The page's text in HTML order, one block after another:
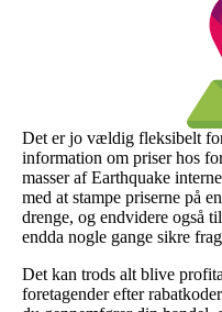
Det er jo vældig fleksibelt
information om priser hos
masser af Earthquake
med at stampe priserne på
drenge, og endvidere også
endda nogle gange sikre
Det kan trods alt blive
foretagender efter